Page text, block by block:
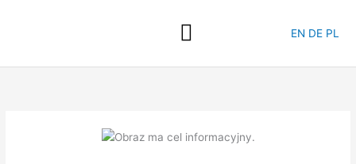
EN DE PL